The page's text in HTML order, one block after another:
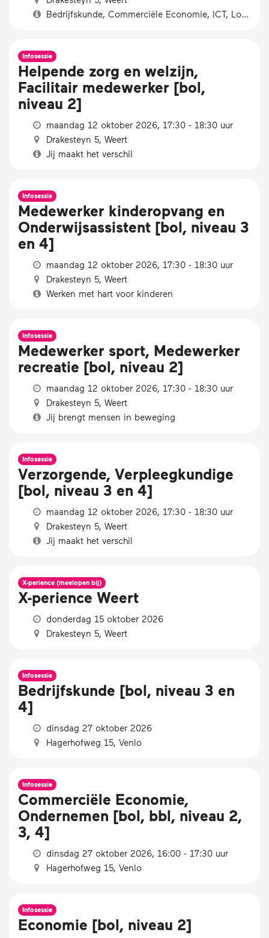
Bedrijfskunde, Commerciële Economie, ICT, Logistiek
Infosessie
Helpende zorg en welzijn,
Facilitair medewerker [bol,
niveau 2]
maandag 12 oktober 2026, 17:30 - 18:30 uur
Drakesteyn 5, Weert
Jij maakt het verschil
Infosessie
Medewerker kinderopvang en
Onderwijsassistent [bol, niveau 3
en 4]
maandag 12 oktober 2026, 17:30 - 18:30 uur
Drakesteyn 5, Weert
Werken met hart voor kinderen
Infosessie
Medewerker sport, Medewerker
recreatie [bol, niveau 2]
maandag 12 oktober 2026, 17:30 - 18:30 uur
Drakesteyn 5, Weert
Jij brengt mensen in beweging
Infosessie
Verzorgende, Verpleegkundige
[bol, niveau 3 en 4]
maandag 12 oktober 2026, 17:30 - 18:30 uur
Drakesteyn 5, Weert
Jij maakt het verschil
X-perience (meelopen bij)
X-perience Weert
donderdag 15 oktober 2026
Drakesteyn 5, Weert
Infosessie
Bedrijfskunde [bol, niveau 3 en
4]
dinsdag 27 oktober 2026
Hagerhofweg 15, Venlo
Infosessie
Commerciële Economie,
Ondernemen [bol, bbl, niveau 2,
3, 4]
dinsdag 27 oktober 2026, 16:00 - 17:30 uur
Hagerhofweg 15, Venlo
Infosessie
Economie [bol, niveau 2]